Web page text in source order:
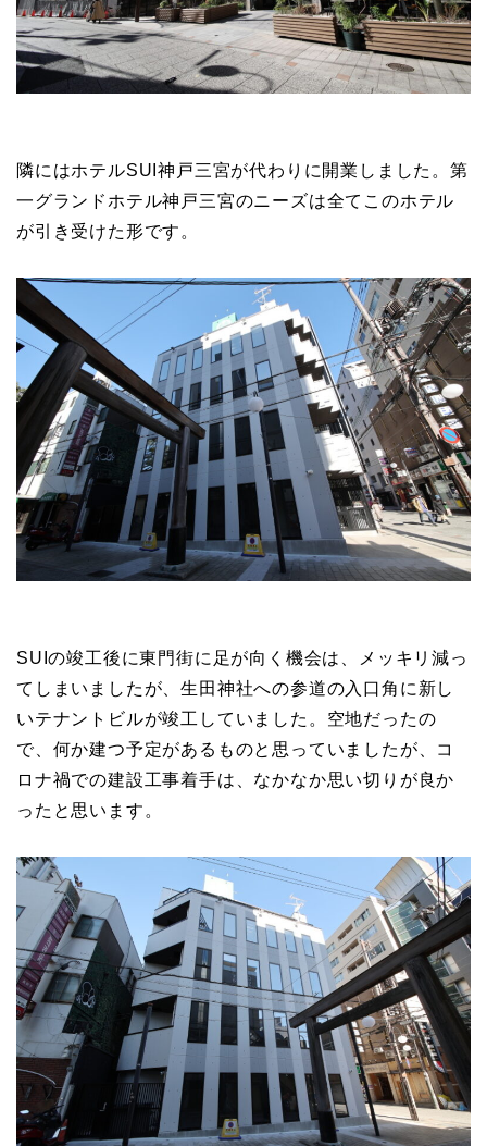
隣にはホテルSUI神戸三宮が代わりに開業しました。第
一グランドホテル神戸三宮のニーズは全てこのホテル
が引き受けた形です。
SUIの竣工後に東門街に足が向く機会は、メッキリ減っ
てしまいましたが、生田神社への参道の入口角に新し
いテナントビルが竣工していました。空地だったの
で、何か建つ予定があるものと思っていましたが、コ
ロナ禍での建設工事着手は、なかなか思い切りが良か
ったと思います。